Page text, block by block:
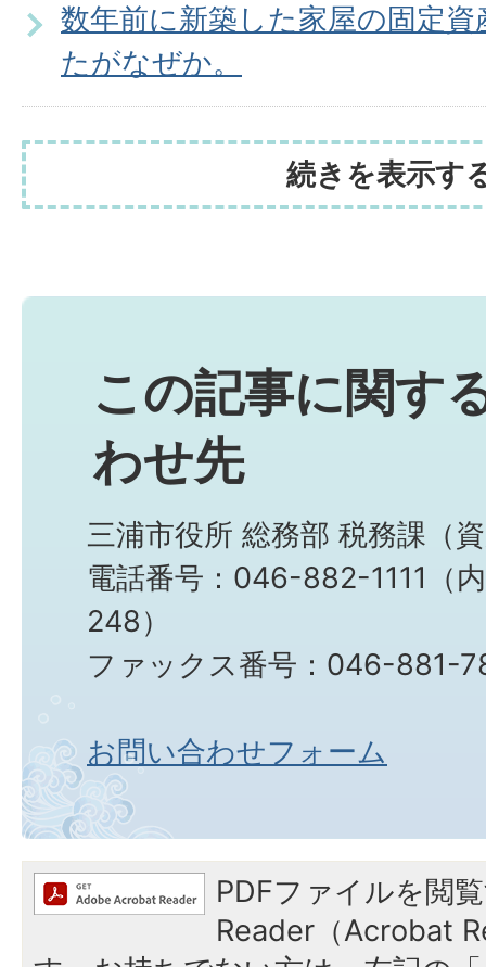
数年前に新築した家屋の固定
たがなぜか。
続きを表示す
この記事に関す
わせ先
三浦市役所 総務部 税務課（
電話番号：046-882-1111（
248）
ファックス番号：046-881-
お問い合わせフォーム
PDFファイルを閲
Reader（Acrobat